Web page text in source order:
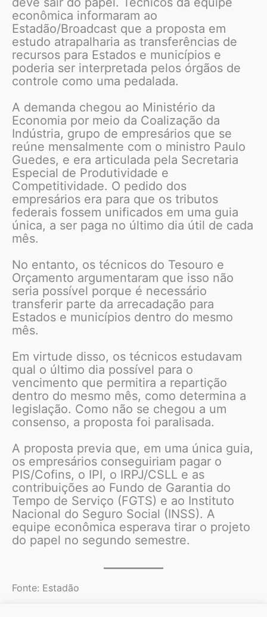
econômica informaram ao
Estadão/Broadcast que a proposta em
estudo atrapalharia as transferências de
recursos para Estados e municípios e
poderia ser interpretada pelos órgãos de
controle como uma pedalada.
A demanda chegou ao Ministério da
Economia por meio da Coalização da
Indústria, grupo de empresários que se
reúne mensalmente com o ministro Paulo
Guedes, e era articulada pela Secretaria
Especial de Produtividade e
Competitividade. O pedido dos
empresários era para que os tributos
federais fossem unificados em uma guia
única, a ser paga no último dia útil de cada
mês.
No entanto, os técnicos do Tesouro e
Orçamento argumentaram que isso não
seria possível porque é necessário
transferir parte da arrecadação para
Estados e municípios dentro do mesmo
mês.
Em virtude disso, os técnicos estudavam
qual o último dia possível para o
vencimento que permitira a repartição
dentro do mesmo mês, como determina a
legislação. Como não se chegou a um
consenso, a proposta foi paralisada.
A proposta previa que, em uma única guia,
os empresários conseguiriam pagar o
PIS/Cofins, o IPI, o IRPJ/CSLL e as
contribuições ao Fundo de Garantia do
Tempo de Serviço (FGTS) e ao Instituto
Nacional do Seguro Social (INSS). A
equipe econômica esperava tirar o projeto
do papel no segundo semestre.
Fonte: Estadão